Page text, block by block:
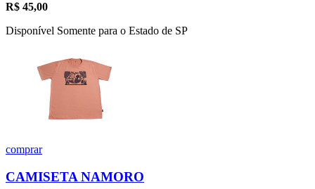
R$ 45,00
Disponível Somente para o Estado de SP
comprar
CAMISETA NAMORO